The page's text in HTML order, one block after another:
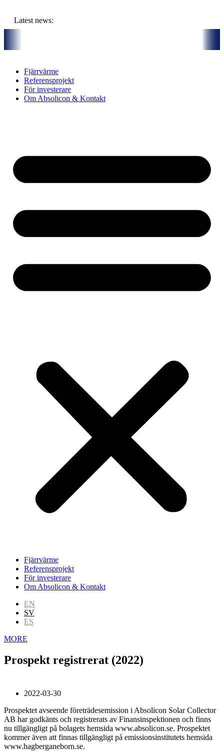
innehåll
Latest news:
Fjärrvärme
Referensprojekt
För investerare
Om Absolicon & Kontakt
Fjärrvärme
Referensprojekt
För investerare
Om Absolicon & Kontakt
EN
SV
ES
MORE
Prospekt registrerat (2022)
2022-03-30
Prospektet avseende företrädesemission i Absolicon Solar Collector
AB har godkänts och registrerats av Finansinspektionen och finns
nu tillgängligt på bolagets hemsida www.absolicon.se. Prospektet
kommer även att finnas tillgängligt på emissionsinstitutets hemsida
www.hagberganeborn.se.